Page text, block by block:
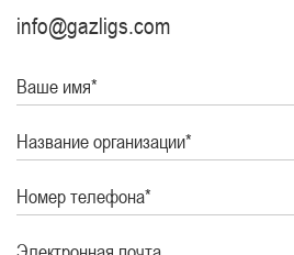
info@gazligs.com
Ваше имя*
Название организации*
Номер телефона*